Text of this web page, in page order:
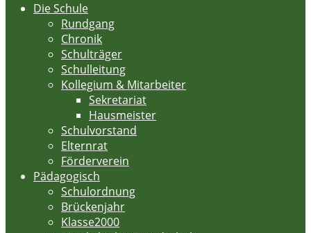
Die Schule
Rundgang
Chronik
Schulträger
Schulleitung
Kollegium & Mitarbeiter
Sekretariat
Hausmeister
Schulvorstand
Elternrat
Förderverein
Pädagogisch
Schulordnung
Brückenjahr
Klasse2000